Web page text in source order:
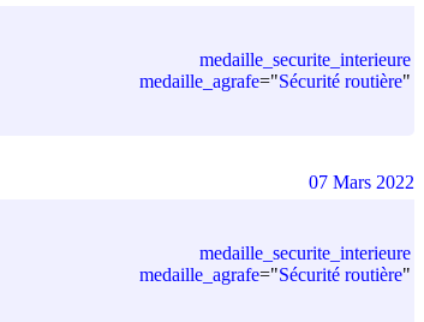
medaille_securite_interieure
medaille_agrafe="Sécurité routière"
medaille_securite_interieure
medaille_agrafe="Sécurité routière"
07 Mars 2022